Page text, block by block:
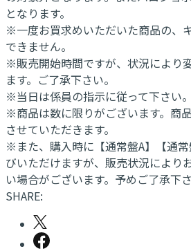
となります。
※一度お買求めいただいた商品の、
できません。
※販売開始時間ですが、状況により
ます。ご了承下さい。
※当日は係員の指示に従って下さい。
※商品は数に限りがございます。商
させていただきます。
※また、購入時に【通常盤A】【通
びいただけますが、販売状況により
い場合がございます。予めご了承下さ
SHARE: